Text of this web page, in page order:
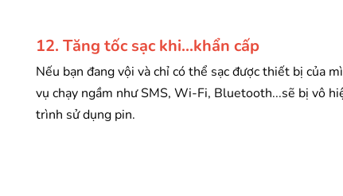
12. Tăng tốc sạc khi...khẩn cấp
Nếu bạn đang vội và chỉ có thể sạc được thiết bị của
vụ chạy ngầm như SMS, Wi-Fi, Bluetooth...sẽ bị vô
trình sử dụng pin.